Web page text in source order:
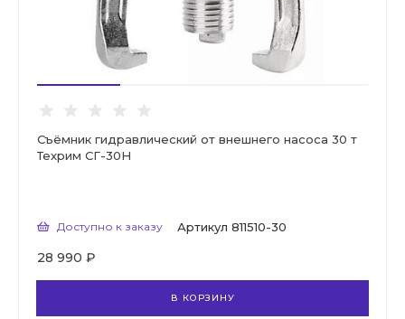
Съёмник гидравлический от внешнего насоса 30 т
Техрим СГ-30Н
Доступно к заказу Артикул 811510-30
28 990 ₽
В КОРЗИНУ